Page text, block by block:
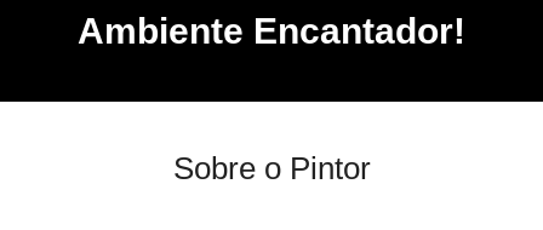
Ambiente Encantador!
Sobre o Pintor